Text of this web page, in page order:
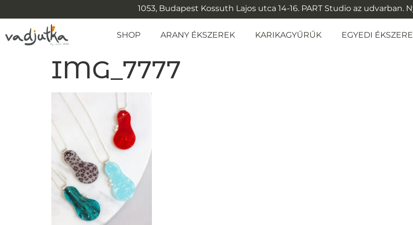
1053, Budapest Kossuth Lajos utca 14-16. PART Studio az udvarban.
SHOP ARANY ÉKSZEREK KARIKAGYŰRŰK EGYEDI
IMG_7777